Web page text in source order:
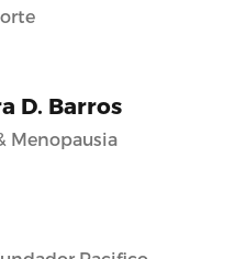
D. Barros
Menopausia